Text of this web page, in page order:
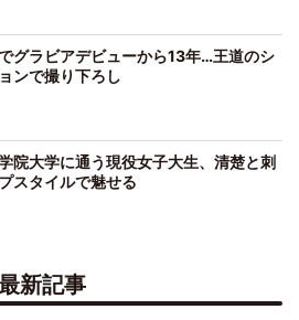
でグラビアデビューから13年…王道のシ
ンで撮り下ろし
院大学に通う現役女子大生、清楚と刺
スタイルで魅せる
新記事